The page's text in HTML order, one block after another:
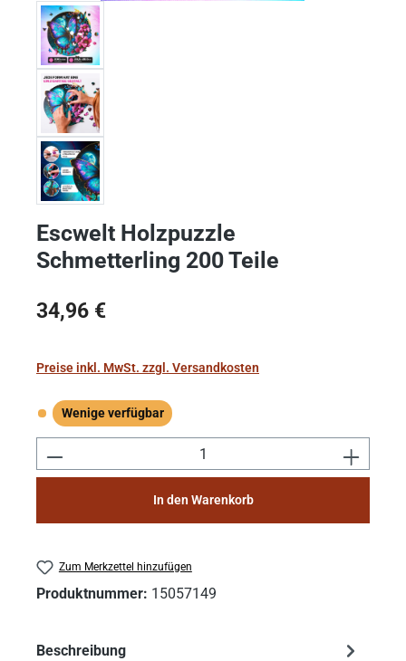
Escwelt Holzpuzzle
Schmetterling 200 Teile
Regulärer Preis:
34,96 €
Preise inkl. MwSt. zzgl. Versandkosten
Wenige verfügbar
Wenige verfügbar
Produkt Anzahl: Gib den gewünschten
In den Warenkorb
Zum Merkzettel hinzufügen
Produktnummer: 15057149
Beschreibung